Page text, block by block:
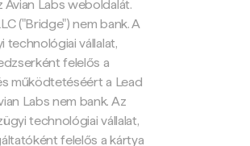
Avian Labs weboldalát.
("Bridge") nem bank. A
technológiai vállalat,
felelős a
működtetéséért a Lead
Labs nem bank. Az
technológiai vállalat,
felelős a kártya